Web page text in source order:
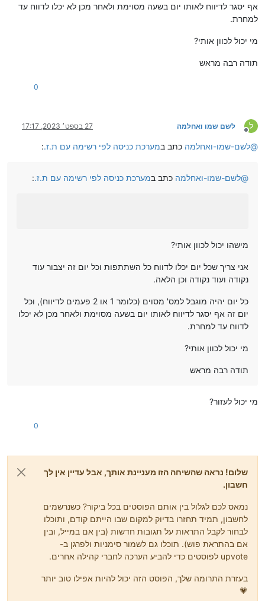
אף יסגר לדיווח לאותו יום בשעה מסוימת ולאחר מכן לא יכלו לדווח עד
למחרת.
מי יכול לכוון אותי?
תודה רבה מראש
0
ל
מנותק
לשם שמו ואחלמה 27 בספט׳ 2023, 17:17
@לשם-שמו-ואחלמה כתב במערכת כניסה לפי רשימה עם ת.ז.:
@לשם-שמו-ואחלמה כתב במערכת כניסה לפי רשימה עם ת.ז.:
מישהו יכול לכוון אותי?
אני צריך שכל יום יכלו לדווח כל השתתפות וכל יום זה יצבור עוד
נקודה ועוד נקודה וכן הלאה.
כל יום יהיה מוגבל למס' מסוים (כלומר 1 או 2 פעמים לדיווח), וכל
יום זה אף יסגר לדיווח לאותו יום בשעה מסוימת ולאחר מכן לא יכלו
לדווח עד למחרת.
מי יכול לכוון אותי?
תודה רבה מראש
מי יכול לעזור?
0
שלום! נראה שהשיחה הזו מעניינת אותך, אבל עדיין אין לך
חשבון.
נמאס לכם לגלול בין אותם הפוסטים בכל ביקור? כשנרשמים
לחשבון, תמיד תחזרו בדיוק למקום שבו הייתם קודם, ותוכלו
לבחור לקבל התראות על תגובות חדשות (בין אם במייל, ובין
אם בהתראת פוש). תוכלו גם לשמור סימניות ולפרגן ב-
upvote לפוסטים כדי להביע הערכה לחברי קהילה אחרים.
בעזרת התרומה שלך, הפוסט הזה יכול להיות אפילו טוב יותר
💗